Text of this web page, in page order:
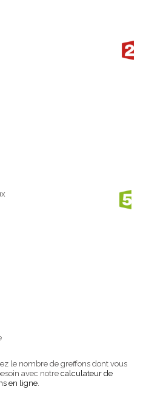
le nombre de greffons dont vous
avec notre calculateur de
en ligne.